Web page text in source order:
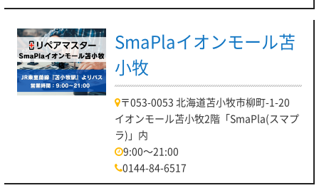
SmaPlaイオンモール苫
小牧
〒053-0053 北海道苫小牧市柳町-1-20
イオンモール苫小牧2階「SmaPla(スマプ
ラ)」内
9:00～21:00
0144-84-6517